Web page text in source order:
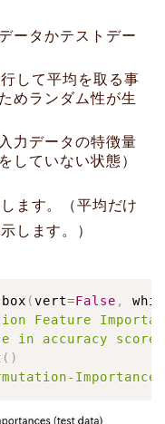
ータかテストデー
して平均を取る事
めランダム性が生
力データの特徴量
していない状態）
ます。（平均だけ
します。）
box (vert=False , whis
Feature
in accuracy score"
( )